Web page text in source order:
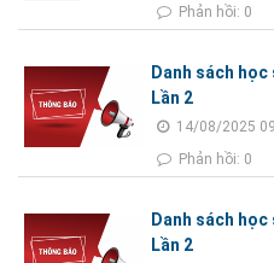
Phản hồi: 0
Danh sách
Lần 2
14/08/2025
Phản hồi: 0
Danh sách
Lần 2